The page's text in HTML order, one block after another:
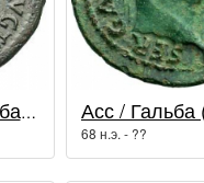
Дупондий / Гальба (68 - 69 гг.)
68 н.э. - ??